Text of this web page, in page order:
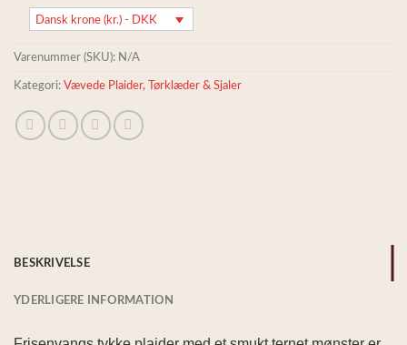
Dansk krone (kr.) - DKK
Varenummer (SKU): N/A
Kategori: Vævede Plaider, Tørklæder & Sjaler
BESKRIVELSE
YDERLIGERE INFORMATION